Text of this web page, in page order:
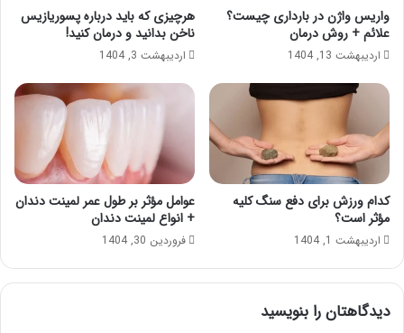
واریس واژن در بارداری چیست؟
علائم + روش درمان
اردیبهشت 13, 1404
هرچیزی که باید درباره پسوریازیس
ناخن بدانید و درمان کنید!
اردیبهشت 3, 1404
کدام ورزش برای دفع سنگ کلیه
مؤثر است؟
اردیبهشت 1, 1404
عوامل مؤثر بر طول عمر لمینت دندان
+ انواع لمینت دندان
فروردین 30, 1404
دیدگاهتان را بنویسید